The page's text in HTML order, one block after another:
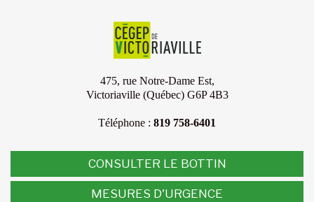
475, rue Notre-Dame Est,
Victoriaville (Québec) G6P 4B3
Téléphone : 819 758-6401
CONSULTER LE BOTTIN
MESURES D'URGENCE